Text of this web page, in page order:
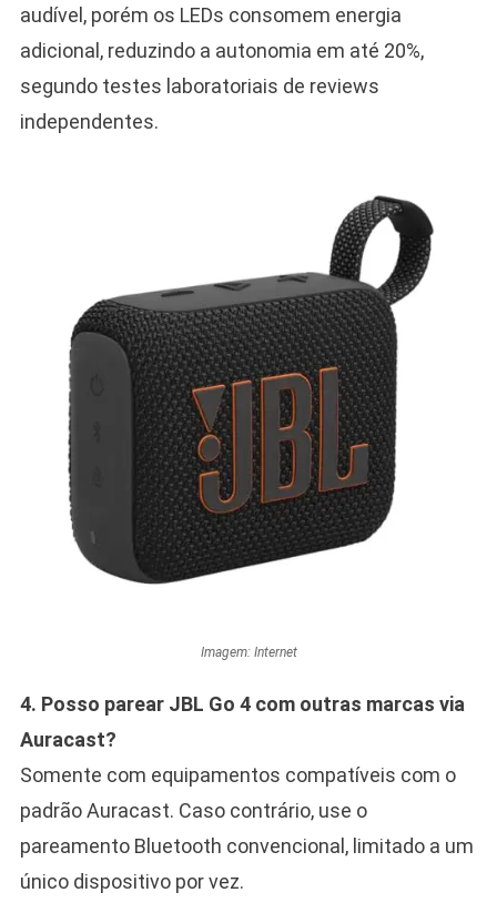
audível, porém os LEDs consomem energia
adicional, reduzindo a autonomia em até 20%,
segundo testes laboratoriais de reviews
independentes.
Imagem: Internet
4. Posso parear JBL Go 4 com outras marcas via
Auracast?
Somente com equipamentos compatíveis com o
padrão Auracast. Caso contrário, use o
pareamento Bluetooth convencional, limitado a um
único dispositivo por vez.